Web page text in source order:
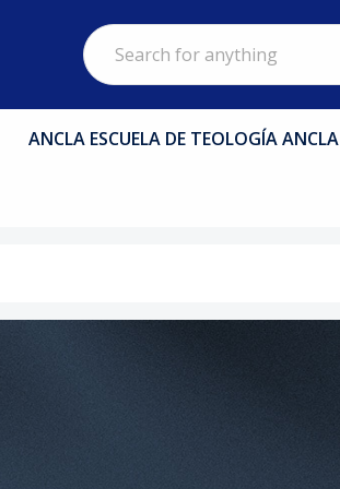
Search
ANCLA ESCUELA DE TEOLOGÍA ANCLA